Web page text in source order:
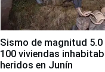
Sismo de magnitud 5.0
100 viviendas
heridos en Junín